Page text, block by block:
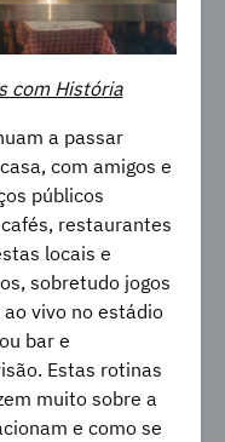
com História
a passar
com amigos e
públicos
restaurantes
locais e
sobretudo jogos
vivo no estádio
bar e
Estas rotinas
muito sobre a
e como se